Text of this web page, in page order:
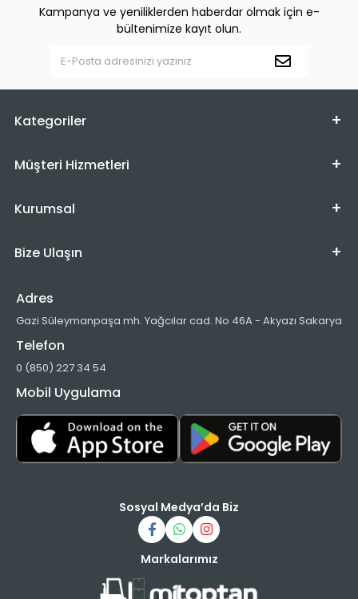
Kampanya ve yeniliklerden haberdar olmak için e-
bültenimize kayıt olun.
Kategoriler
Müşteri Hizmetleri
Kurumsal
Bize Ulaşın
Adres
Gazi Süleymanpaşa mh. Yağcılar cad. No 46A - Akyazı Sakarya
Telefon
0 (850) 227 34 54
Mobil Uygulama
Sosyal Medya’da Biz
Markalarımız